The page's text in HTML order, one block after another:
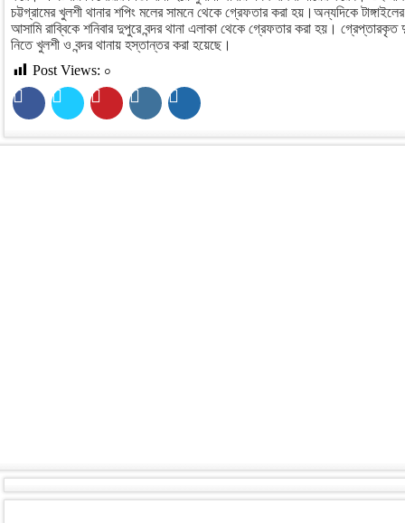
চট্টগ্রামের খুলশী থানার শপিং মলের সামনে থেকে গ্রেফতার করা হয়।অন্যদিকে
আসামি রাব্বিকে শনিবার দুপুরে বন্দর থানা এলাকা থেকে গ্রেফতার করা হয়।
নিতে খুলশী ও বন্দর থানায় হস্তান্তর করা হয়েছে।
Post Views: ০